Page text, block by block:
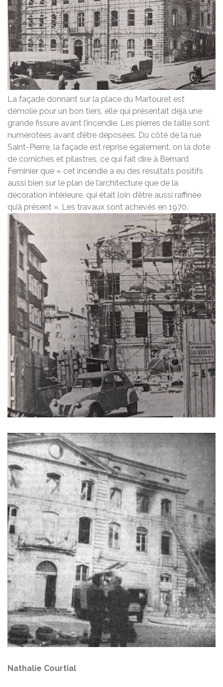
La façade donnant sur la place du Martouret est
démolie pour un bon tiers, elle qui présentait déjà une
grande fissure avant l’incendie. Les pierres de taille sont
numérotées avant d’être déposées. Du côté de la rue
Saint-Pierre, la façade est reprise également, on la dote
de corniches et pilastres, ce qui fait dire à Bernard
Feminier que « cet incendie a eu des résultats positifs
aussi bien sur le plan de l’architecture que de la
décoration intérieure, qui était loin d’être aussi raffinée
qu’à présent ». Les travaux sont achevés en 1970.
Nathalie Courtial